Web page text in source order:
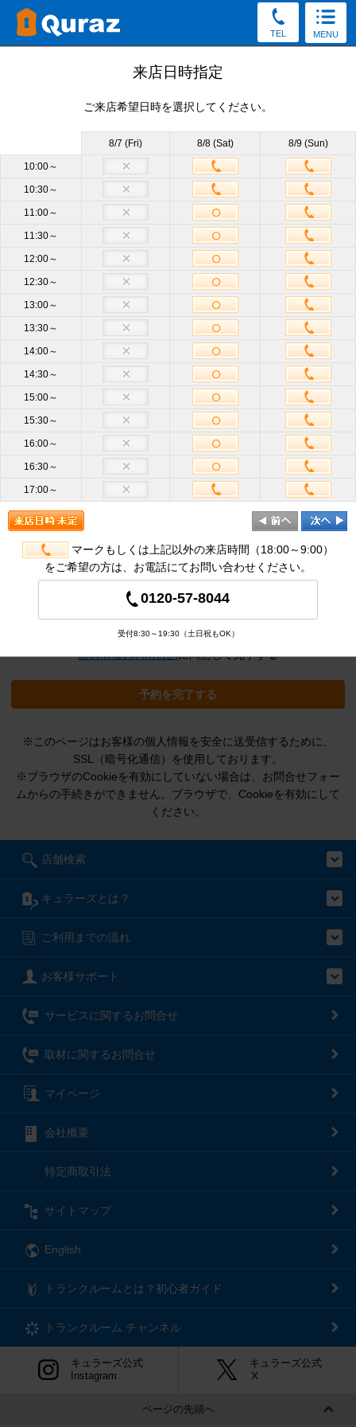
TEL MENU
見学予約
キャンセルOK）
お電話でもご質問・ご来店予約を承っております。
0120-57-8044
受付8:30～19:30（土日祝もOK）
サイズ 他のサイズも見学OK
来店日時
須
携帯電話
ハイフン不要
メールア
ドレス必
須
半角英数
※クリックすると追加の項目が表示され
来店日時指定
ご来店希望日時を選択してください。
8/7 (Fri) 8/8 (Sat) 8/9 (Sun)
10:00～
10:30～
11:00～
11:30～
12:00～
12:30～
13:00～
13:30～
14:00～
14:30～
15:00～
15:30～
16:00～
16:30～
17:00～
マークもしくは上記以外の来店時間（18:00～9:00）
をご希望の方は、お電話にてお問い合わせください。
0120-57-8044
受付8:30～19:30（土日祝もOK）
個人情報の利用目的に同意して完了する
予約を完了する
※このページはお客様の個人情報を安全に送受信するために、
SSL（暗号化通信）を使用しております。
※ブラウザのCookieを有効にしていない場合は、お問合せフォー
ムからの手続きができません。ブラウザで、Cookieを有効にして
ください。
店舗検索
キュラーズとは？
ご利用までの流れ
お客様サポート
サービスに関するお問合せ
取材に関するお問合せ
マイページ
会社概要
特定商取引法
サイトマップ
English
トランクルームとは？初心者ガイド
トランクルーム チャンネル
キュラーズ公式
Instagram
キュラーズ公式
Ⅹ
ページの先頭へ